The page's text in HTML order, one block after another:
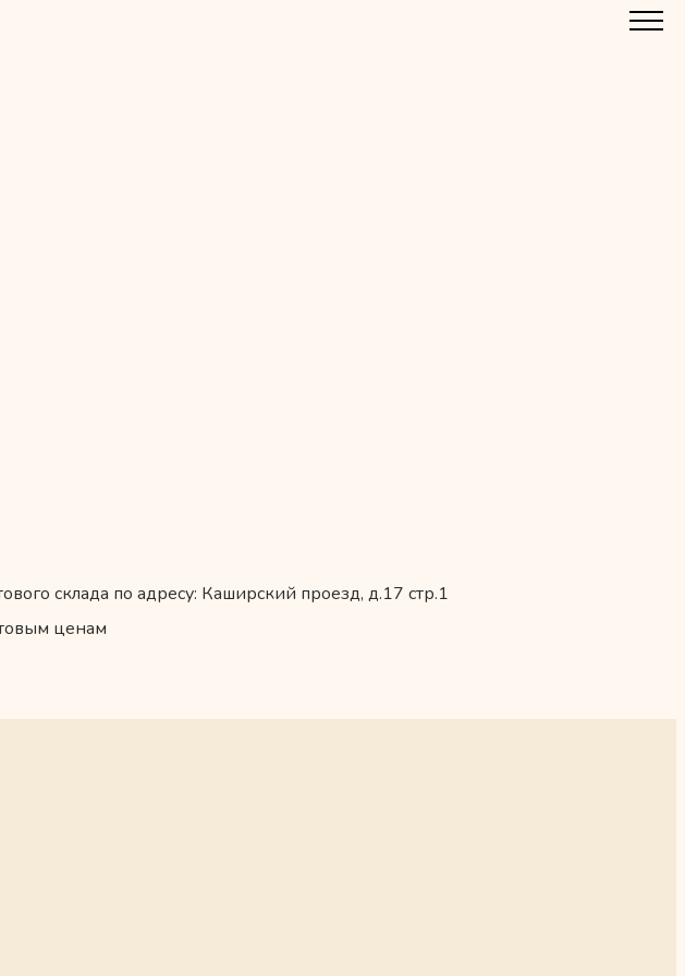
склада по адресу: Каширский проезд, д.17 стр.1
ценам